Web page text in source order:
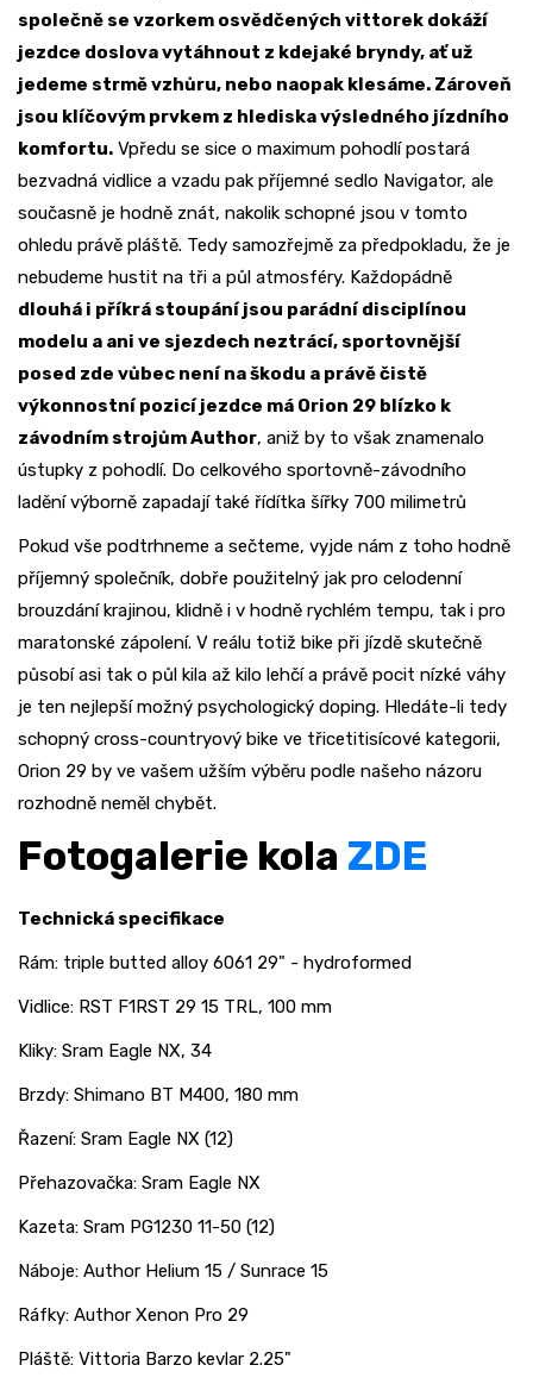
společně se vzorkem osvědčených vittorek dokáží
jezdce doslova vytáhnout z kdejaké bryndy, ať už
jedeme strmě vzhůru, nebo naopak klesáme. Zároveň
jsou klíčovým prvkem z hlediska výsledného jízdního
komfortu. Vpředu se sice o maximum pohodlí postará
bezvadná vidlice a vzadu pak příjemné sedlo Navigator, ale
současně je hodně znát, nakolik schopné jsou v tomto
ohledu právě pláště. Tedy samozřejmě za předpokladu, že je
nebudeme hustit na tři a půl atmosféry. Každopádně
dlouhá i příkrá stoupání jsou parádní disciplínou
modelu a ani ve sjezdech neztrácí, sportovnější
posed zde vůbec není na škodu a právě čistě
výkonnostní pozicí jezdce má Orion 29 blízko k
závodním strojům Author, aniž by to však znamenalo
ústupky z pohodlí. Do celkového sportovně-závodního
ladění výborně zapadají také řídítka šířky 700 milimetrů
Pokud vše podtrhneme a sečteme, vyjde nám z toho hodně
příjemný společník, dobře použitelný jak pro celodenní
brouzdání krajinou, klidně i v hodně rychlém tempu, tak i pro
maratonské zápolení. V reálu totiž bike při jízdě skutečně
působí asi tak o půl kila až kilo lehčí a právě pocit nízké váhy
je ten nejlepší možný psychologický doping. Hledáte-li tedy
schopný cross-countryový bike ve třicetitisícové kategorii,
Orion 29 by ve vašem užším výběru podle našeho názoru
rozhodně neměl chybět.
Fotogalerie kola ZDE
Technická specifikace
Rám: triple butted alloy 6061 29" - hydroformed
Vidlice: RST F1RST 29 15 TRL, 100 mm
Kliky: Sram Eagle NX, 34
Brzdy: Shimano BT M400, 180 mm
Řazení: Sram Eagle NX (12)
Přehazovačka: Sram Eagle NX
Kazeta: Sram PG1230 11-50 (12)
Náboje: Author Helium 15 / Sunrace 15
Ráfky: Author Xenon Pro 29
Pláště: Vittoria Barzo kevlar 2.25"